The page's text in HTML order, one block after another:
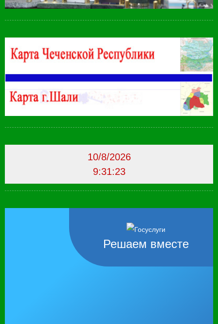
10/8/2026
9:31:24
Решаем вместе